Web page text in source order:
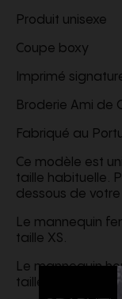
Produit unisexe
Coupe boxy
Imprimé
Broderie Ami de
Fabriqué au
Ce modèle est
taille habituelle.
dessous de
Le mannequin
taille XS.
Le mannequin
taille M.